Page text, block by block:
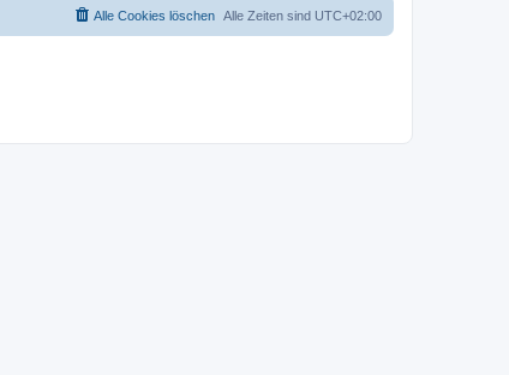
Alle Zeiten sind UTC+02:00
Alle Cookies löschen